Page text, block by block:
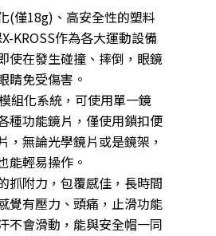
(僅18g)、高安全性的塑料
X-KROSS作為各大運動設備
使在發生碰撞、摔倒，眼鏡
睛免受傷害。
組化系統，可使用單一鏡
種功能鏡片，僅使用鎖扣便
，無論光學鏡片或是鏡架，
能輕易操作。
抓附力，包覆感佳，長時間
覺有壓力、頭痛，止滑功能
不會滑動，能與安全帽一同